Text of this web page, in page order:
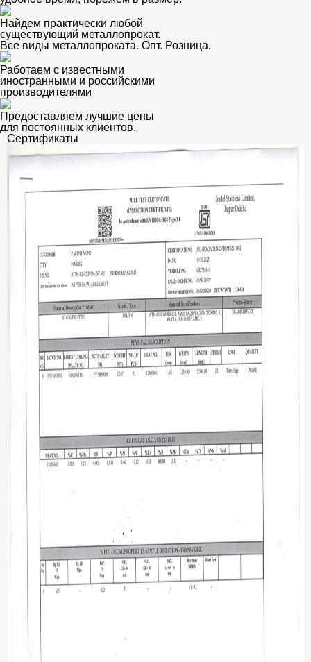
Найдем практически любой
существующий металлопрокат.
Все виды металлопроката. Опт. Розница.
Работаем с известными
иностранными и российскими
производителями
Предоставляем лучшие цены
для постоянных клиентов.
Сертификаты